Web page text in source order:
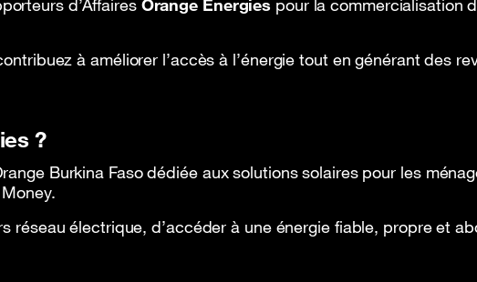
d’Affaires Orange Énergies pour la commercialisation
à améliorer l’accès à l’énergie tout en générant des
?
Burkina Faso dédiée aux solutions solaires pour les
réseau électrique, d’accéder à une énergie fiable, propre et